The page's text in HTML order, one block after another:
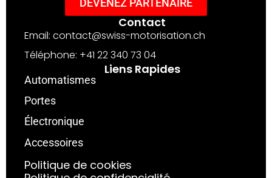
Contact
Email: contact@swiss-motorisation.ch
Téléphone: +41 22 340 73 04
Liens Rapides
Automatismes
Portes
Électronique
Accessoires
Politique de cookies